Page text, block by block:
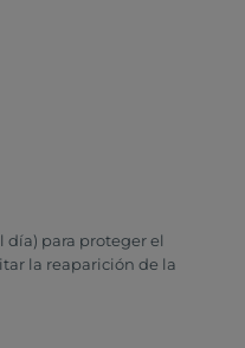
día) para proteger el
la reaparición de la